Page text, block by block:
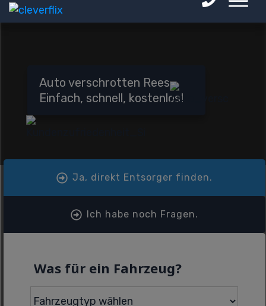
Auto verschrotten Rees:
Einfach, schnell, kostenlos!
Ja, direkt Entsorger finden.
Ich habe noch Fragen.
Was für ein Fahrzeug?